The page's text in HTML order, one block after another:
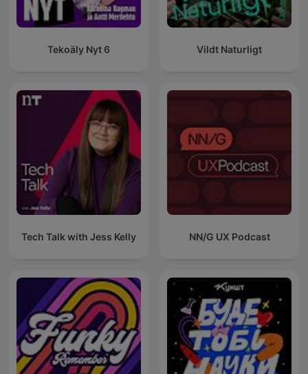
Tekoäly Nyt 6 Vildt Naturligt
Tech Talk with Jess Kelly NN/G UX Podcast